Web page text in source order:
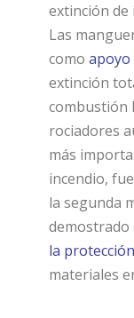
extinción de
Las
como apoyo
extinción
combustión
rociadores
más
incendio,
la segunda
demostrado
la
materiales